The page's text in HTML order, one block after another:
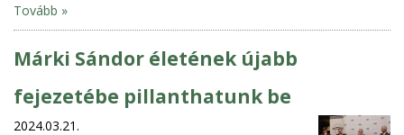
Tovább »
Márki Sándor életének újabb
fejezetébe pillanthatunk be
2024.03.21.